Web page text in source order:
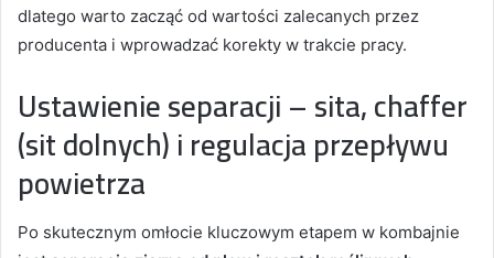
dlatego warto zacząć od wartości zalecanych przez
producenta i wprowadzać korekty w trakcie pracy.
Ustawienie separacji – sita, chaffer
(sit dolnych) i regulacja przepływu
powietrza
Po skutecznym omłocie kluczowym etapem w kombajnie